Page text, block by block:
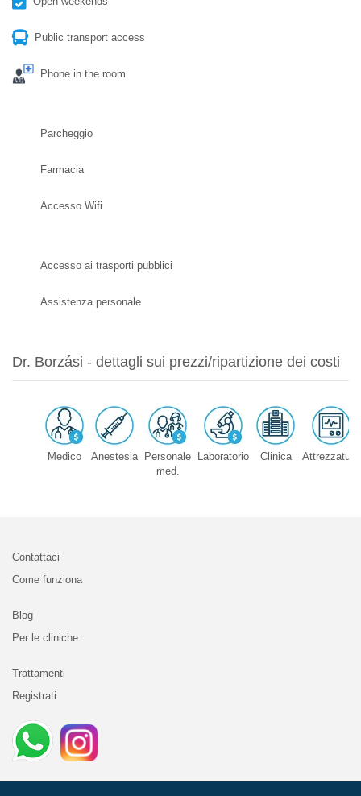
Public transport access
Phone in the room
Parcheggio
Farmacia
Accesso Wifi
Accesso ai trasporti pubblici
Assistenza personale
Dr. Borzási - dettagli sui prezzi/ripartizione dei costi
Medico Anestesia Personale
med.
Laboratorio Clinica Attrezzature
Contattaci
Come funziona
Blog
Per le cliniche
Trattamenti
Registrati